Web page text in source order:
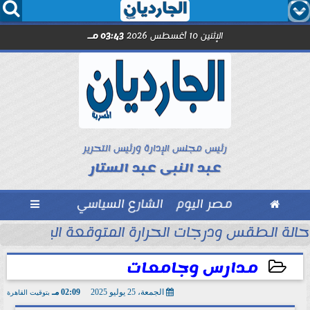
  
الإثنين 10 أغسطس 2026 03:43 مـ
رئيس مجلس الإدارة ورئيس التحرير
عبد النبى عبد الستار
 مصر اليوم الشارع السياسي 
حالة الطقس ودرجات الحرارة المتوقعة اليوم الإثنين 10 أغسطس
مدارس وجامعات
الجمعة، 25 يوليو 2025 02:09 مـ بتوقيت القاهرة